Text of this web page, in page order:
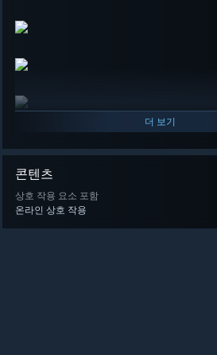
더 보기
콘텐츠
상호 작용 요소 포함
온라인 상호 작용